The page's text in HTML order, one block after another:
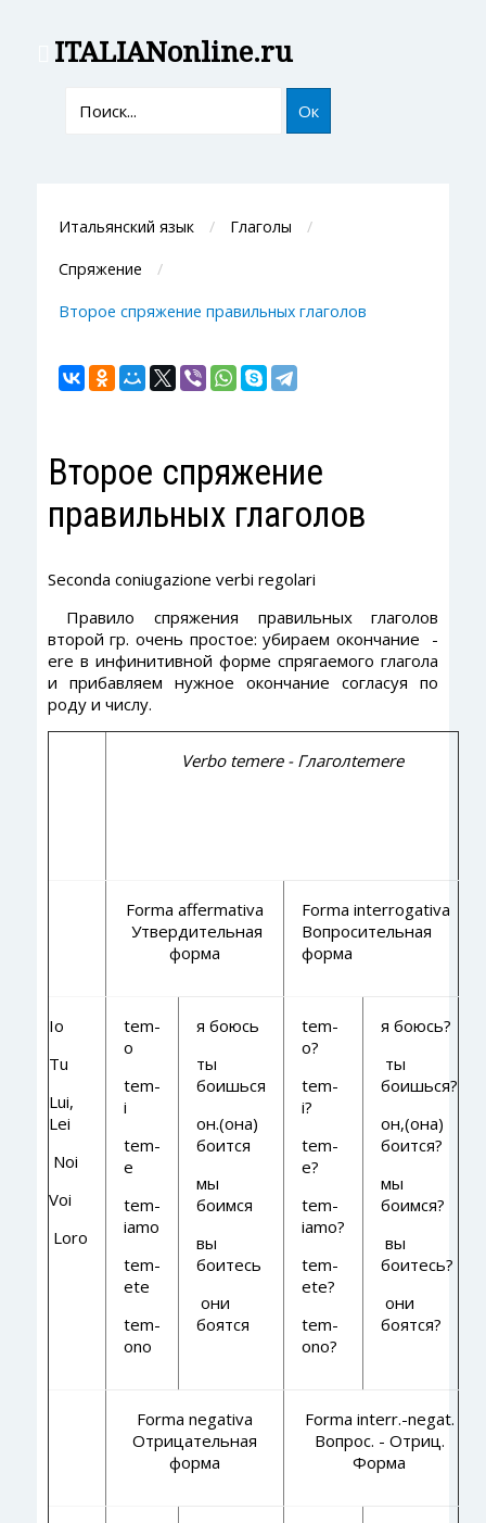
ITALIANonline.ru
Ок
Итальянский язык Глаголы
Спряжение
Второе спряжение правильных глаголов
Второе спряжение
правильных глаголов
Seconda coniugazione verbi regolari
Правило спряжения правильных глаголов
второй гр. очень простое: убираем окончание -
ere в инфинитивной форме спрягаемого глагола
и прибавляем нужное окончание согласуя по
роду и числу.
Verbo temere - Глаголtemere
Forma affermativa
Утвердительная
форма
Forma interrogativa
Вопросительная
форма
Io
Tu
Lui,
Lei
Noi
Voi
Loro
tem-
o
tem-
i
tem-
e
tem-
iamo
tem-
ete
tem-
ono
я боюсь
ты
боишься
он.(она)
боится
мы
боимся
вы
боитесь
они
боятся
tem-
o?
tem-
i?
tem-
e?
tem-
iamo?
tem-
ete?
tem-
ono?
я боюсь?
ты
боишься?
он,(она)
боится?
мы
боимся?
вы
боитесь?
они
боятся?
Forma negativa
Отрицательная
форма
Forma interr.-negat.
Вопрос. - Отриц.
Форма